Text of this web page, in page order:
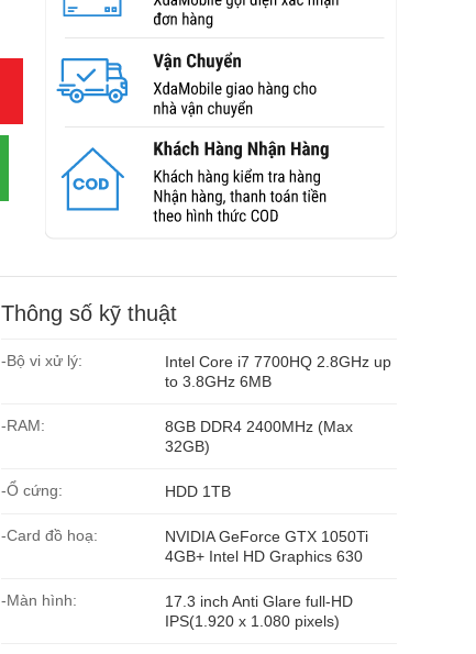
Thông số kỹ thuật
-Bộ vi xử lý:
Intel Core i7 7700HQ 2.8GHz up
to 3.8GHz 6MB
-RAM:
8GB DDR4 2400MHz (Max
32GB)
-Ổ cứng: HDD 1TB
-Card đồ hoạ:
NVIDIA GeForce GTX 1050Ti
4GB+ Intel HD Graphics 630
-Màn hình:
17.3 inch Anti Glare full-HD
IPS(1.920 x 1.080 pixels)